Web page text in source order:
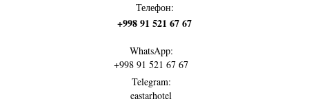
Телефон:
+998 91 521 67 67
WhatsApp:
+998 91 521 67 67
Telegram:
eastarhotel